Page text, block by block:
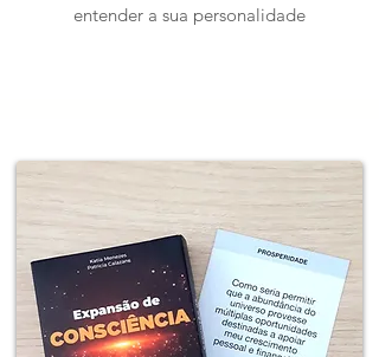
entender a sua personalidade